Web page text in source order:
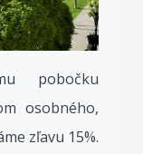
pobočku
osobného,
zľavu 15%.